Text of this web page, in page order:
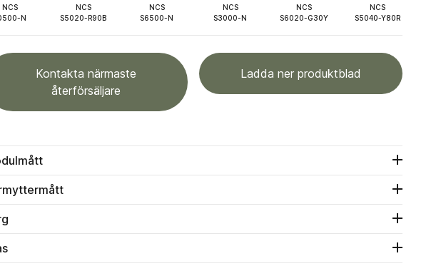
NCS
N
NCS
S5020-R90B
NCS
S6500-N
NCS
S3000-N
NCS
S6020-G30Y
NCS
S5040-Y80R
Kontakta närmaste
återförsäljare
Ladda ner produktblad